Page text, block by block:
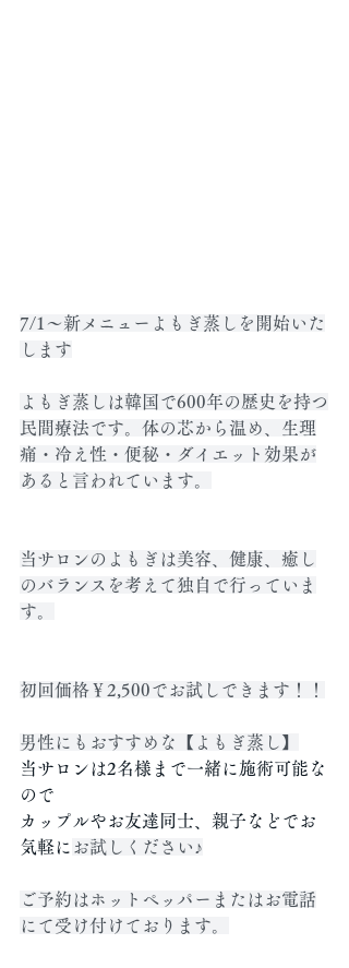
7/1～新メニューよもぎ蒸しを開始いた
します
よもぎ蒸しは韓国で600年の歴史を持つ
民間療法です。体の芯から温め、生理
痛・冷え性・便秘・ダイエット効果が
あると言われています。
当サロンのよもぎは美容、健康、癒し
のバランスを考えて独自で行っていま
す。
初回価格￥2,500でお試しできます！！
男性にもおすすめな【よもぎ蒸し】
当サロンは2名様まで一緒に施術可能な
ので
カップルやお友達同士、親子などでお
気軽に お試しください♪
ご予約はホットペッパーまたはお電話
にて受け付けております。